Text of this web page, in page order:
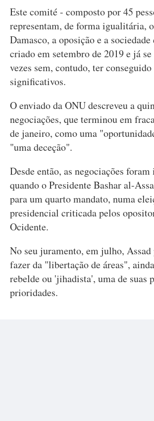
Este comité - composto por 45
representam, de forma igualitária,
Damasco, a oposição e a
criado em setembro de 2019 e já
vezes sem, contudo, ter conseguido
significativos.
O enviado da ONU descreveu a
negociações, que terminou em
de janeiro, como uma
"uma deceção".
Desde então, as negociações
quando o Presidente Bashar al-
para um quarto mandato, numa
presidencial criticada pelos
Ocidente.
No seu juramento, em julho,
fazer da "libertação de áreas",
rebelde ou 'jihadista', uma de suas
prioridades.